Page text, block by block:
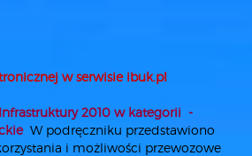
w serwisie ibuk.pl
2010 w kategorii -
W podręczniku przedstawiono
i możliwości przewozowe